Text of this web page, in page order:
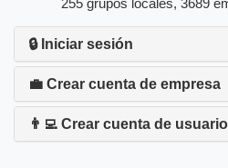
255 grupos locales, 3689
🔒 Iniciar sesión
💼 Crear cuenta de empresa
👨‍💻 Crear cuenta de usuario